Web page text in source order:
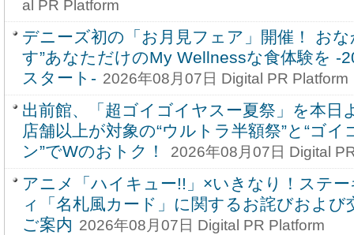
al PR Platform
デニーズ初の「お月見フェア」開催！ お
す”あなただけのMy Wellnessな食体験を
スタート‐ 2026年08月07日 Digital PR Platform
出前館、「超ゴイゴイヤスー夏祭」を本日
店舗以上が対象の“ウルトラ半額祭”と“ゴ
ン”でWのおトク！
2026年08月07日 Digital
アニメ「ハイキュー!!」×いきなり！ステ
ィ「名札風カード」に関するお詫びおよび
ご案内 2026年08月07日 Digital PR Platform